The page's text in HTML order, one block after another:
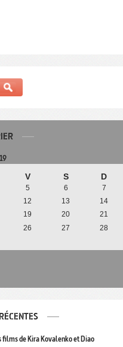
V S D
5 6
7
12 13
14
19 20
21
26 27
28
RÉCENTES
films de Kira Kovalenko et Diao